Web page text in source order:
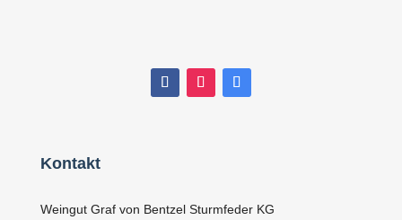
Kontakt
Weingut Graf von Bentzel Sturmfeder KG